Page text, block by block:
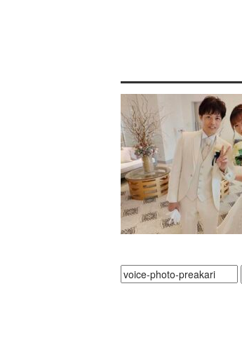
ISUM管理楽曲を使用
ISUM管理楽曲を使用
< 素材郵送先 > 〒992-
山形県東置賜郡高畠町大
結婚式ムービーのPAM
0238-52-4884
ご準備の詳細について